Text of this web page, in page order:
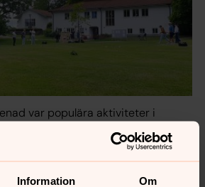
Information Om
var populära aktiviteter i